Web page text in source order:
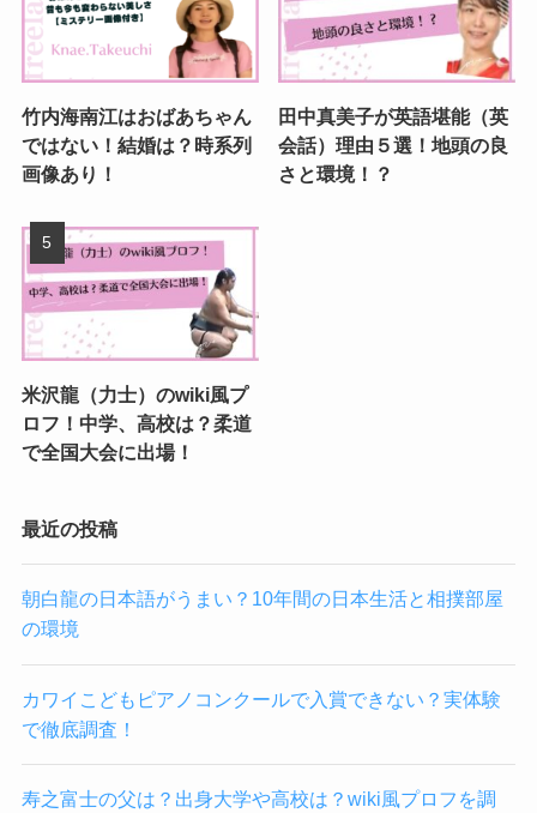
竹内海南江はおばあちゃん
ではない！結婚は？時系列
画像あり！
田中真美子が英語堪能（英
会話）理由５選！地頭の良
さと環境！？
米沢龍（力士）のwiki風プ
ロフ！中学、高校は？柔道
で全国大会に出場！
最近の投稿
朝白龍の日本語がうまい？10年間の日本生活と相撲部屋
の環境
カワイこどもピアノコンクールで入賞できない？実体験
で徹底調査！
寿之富士の父は？出身大学や高校は？wiki風プロフを調